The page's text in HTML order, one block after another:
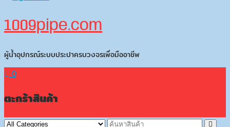
1009pipe.com
ผู้น้ำอุปกรณ์ระบบประปาครบวงจรเพื่อมืออาชีพ
0
ตะกร้าสินค้า